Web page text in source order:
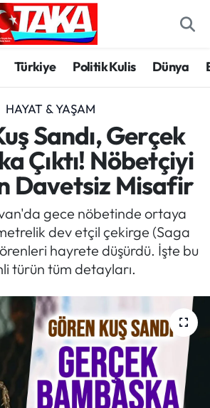
Türkiye Politik Kulis Dünya
HAYAT & YAŞAM
Sandı, Gerçek
Çıktı! Nöbetçiyi
Davetsiz Misafir
gece nöbetinde ortaya
dev etçil çekirge (Saga
hayrete düşürdü. İşte bu
türün tüm detayları.
Durumu
Yoğunluk Haritası
Durumu ve Fikstür